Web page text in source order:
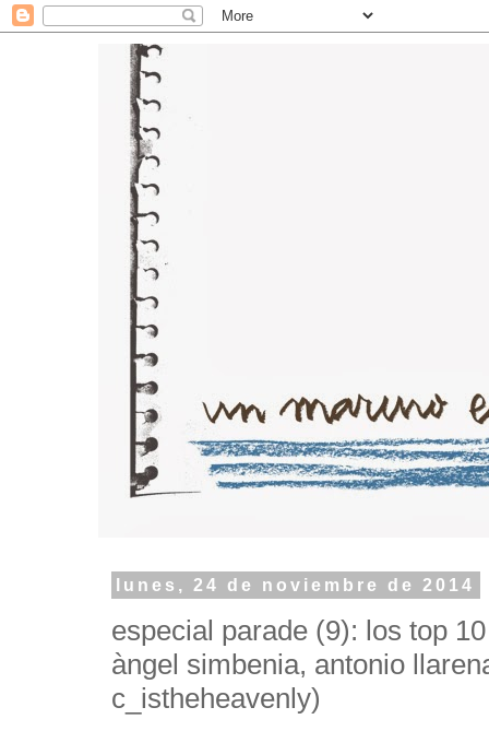
lunes, 24 de noviembre de 2014
especial parade (9): los top
àngel simbenia, antonio
c_istheheavenly)